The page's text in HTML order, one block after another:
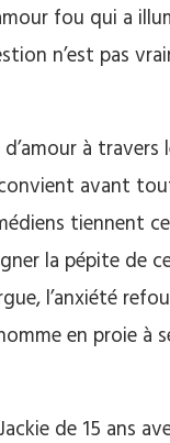
fou qui a
n’est pas
à travers
convient avant
tiennent
la pépite de
l’anxiété
en proie à
de 15 ans